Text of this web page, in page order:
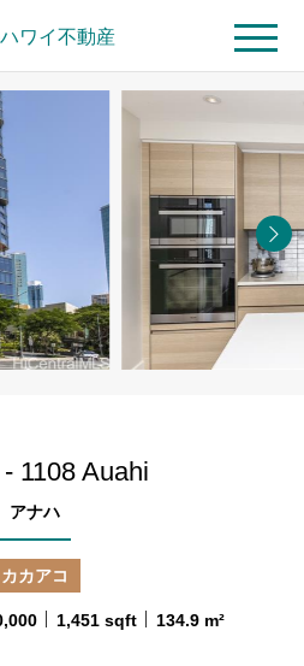
ハワイ不動産 MENU
1108 Auahi
アナハ
カカアコ
1,451 sqft 134.9 m²